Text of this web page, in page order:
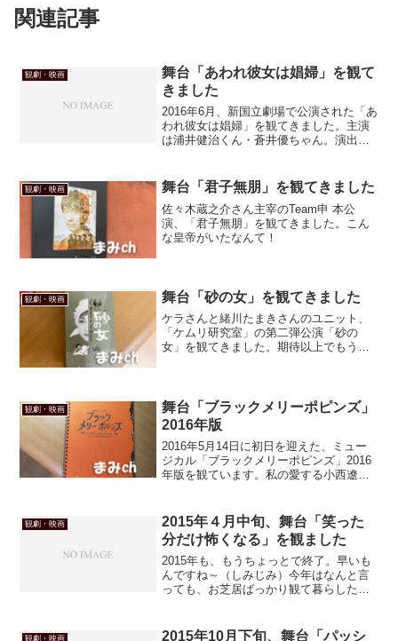
関連記事
観劇・映画
舞台「あわれ彼女は娼婦」を観て
きました
2016年6月、新国立劇場で公演された「あ
われ彼女は娼婦」を観てきました。主演
は浦井健治くん・蒼井優ちゃん。演出は
があると思ったけど、ほとんど覚えてな
かったわ～
観劇・映画 舞台「君子無朋」を観てきました
佐々木蔵之介さん主宰のTeam申 本公
演、「君子無朋」を観てきました。こん
な皇帝がいたなんて！
観劇・映画 舞台「砂の女」を観てきました
ケラさんと緒川たまきさんのユニット、
「ケムリ研究室」の第二弾公演「砂の
女」を観てきました。期待以上でもうも
観劇・映画
舞台「ブラックメリーポピンズ」
2016年版
2016年5月14日に初日を迎えた、ミュー
ジカル「ブラックメリーポピンズ」2016
年版を観ています。私の愛する小西遼生
品。今回はヒロイン・アンナ役をしょこ
たんこと中川翔子...
観劇・映画
2015年４月中旬、舞台「笑った
分だけ怖くなる」を観ました
2015年も、もうちょっとで終了。早いも
んですね～（しみじみ）今年はなんと言
っても、お芝居ばっかり観て暮らしたな
も。中でも小西遼生さんが出演された舞
観劇・映画
2015年10月下旬、舞台「パッシ